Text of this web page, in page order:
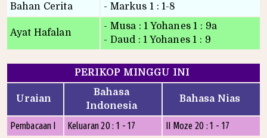
Bahan Cerita
- Markus 1 : 1-8
Ayat Hafalan
- Musa : 1 Yohanes 1 : 9a
- Daud : 1 Yohanes 1 : 9
PERIKOP MINGGU INI
Uraian
Bahasa
Indonesia
Bahasa Nias
Pembacaan I Keluaran 20 : 1 - 17
II Moze 20 : 1 - 17